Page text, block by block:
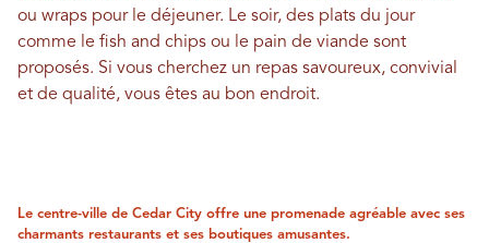
ou wraps pour le déjeuner. Le soir, des plats du jour
comme le fish and chips ou le pain de viande sont
proposés. Si vous cherchez un repas savoureux, convivial
et de qualité, vous êtes au bon endroit.
Le centre-ville de Cedar City offre une promenade agréable avec ses
charmants restaurants et ses boutiques amusantes.